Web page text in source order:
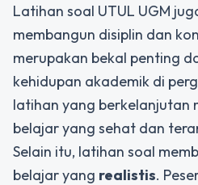
Latihan soal UTUL UGM
membangun disiplin dan
merupakan bekal penting
kehidupan akademik di
latihan yang berkelanjutan
belajar yang sehat dan
Selain itu, latihan soal
belajar yang realistis.